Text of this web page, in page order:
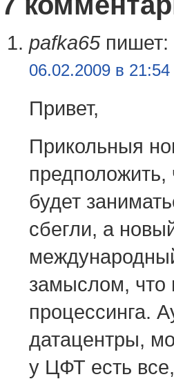
pafka65пишет:
06.02.2009 в 21:54
Привет,
Прикольныя
будет
сбегли, а
замыслом, что
процессинга.
датацентры,
у ЦФТ есть